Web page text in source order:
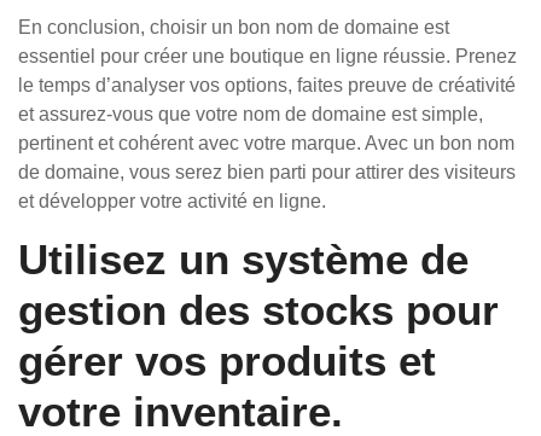
En conclusion, choisir un bon nom de domaine est
essentiel pour créer une boutique en ligne réussie. Prenez
le temps d’analyser vos options, faites preuve de créativité
et assurez-vous que votre nom de domaine est simple,
pertinent et cohérent avec votre marque. Avec un bon nom
de domaine, vous serez bien parti pour attirer des visiteurs
et développer votre activité en ligne.
Utilisez un système de
gestion des stocks pour
gérer vos produits et
votre inventaire.